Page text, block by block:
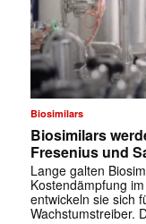
Biosimilars
Biosimilars
Fresenius und
Lange galten
Kostendämpfung
entwickeln sie sich
Wachstumstreiber.